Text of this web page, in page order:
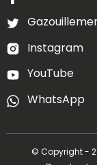
Instagram
YouTube
WhatsApp
© Copyright -